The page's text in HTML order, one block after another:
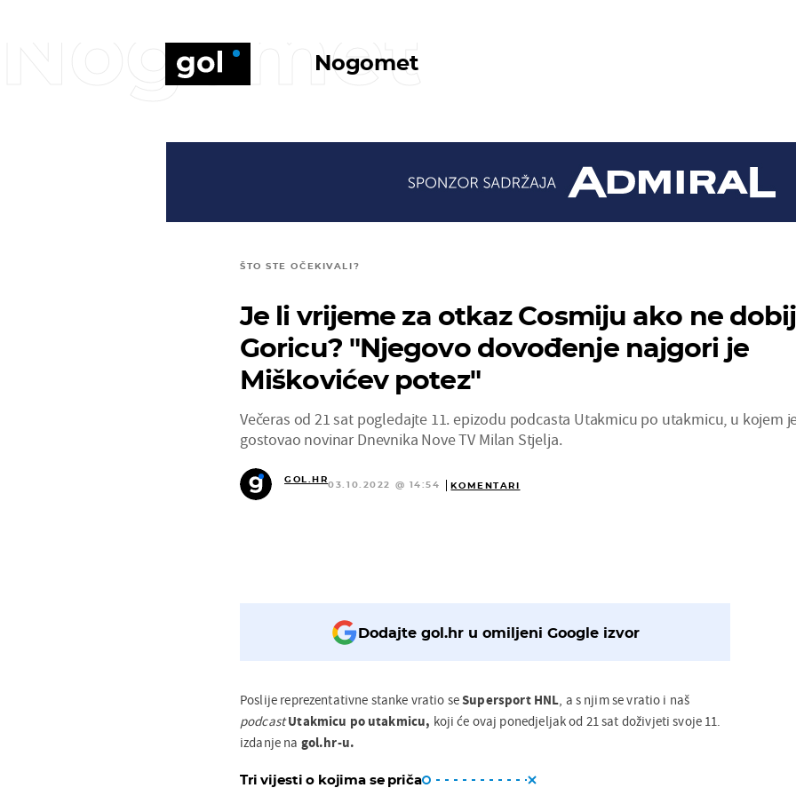
Nogomet
Nogomet
ŠTO STE OČEKIVALI?
Je li vrijeme za otkaz Cosmiju ako ne
Goricu? "Njegovo dovođenje najgori je
Miškovićev potez"
Večeras od 21 sat pogledajte 11. epizodu podcasta Utakmicu po utakmicu, u kojem
gostovao novinar Dnevnika Nove TV Milan Stjelja.
GOL.HR
03.10.2022 @ 14:54 KOMENTARI
Dodajte gol.hr u omiljeni Google izvor
Poslije reprezentativne stanke vratio seSupersport HNL, a s njim se vratio i naš
podcastUtakmicu po utakmicu, koji će ovaj ponedjeljak od 21 sat doživjeti svoje 11.
izdanje na gol.hr-u.
Tri vijesti o kojima se priča